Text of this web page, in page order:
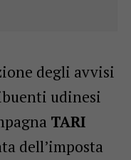
degli avvisi
udinesi
TARI
dell’imposta